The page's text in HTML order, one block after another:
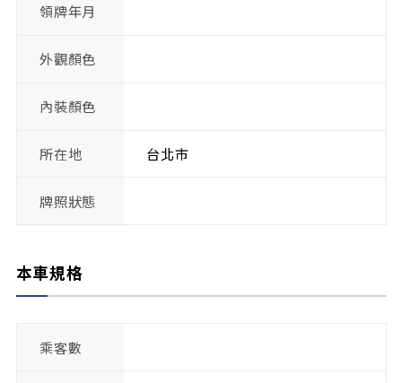
領牌年月
外觀顏色
內裝顏色
所在地 台北市
牌照狀態
本車規格
乘客數